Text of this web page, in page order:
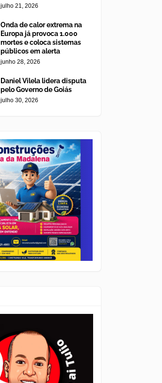
julho 21, 2026
Onda de calor extrema na
Europa já provoca 1.000
mortes e coloca sistemas
públicos em alerta
junho 28, 2026
Daniel Vilela lidera disputa
pelo Governo de Goiás
julho 30, 2026